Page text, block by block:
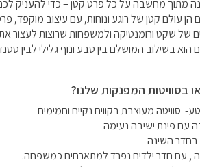
שחייה
*במידה
חוץ
מושלם לאירוח
הוא בשילוב המושלם בין טבע ונוף גלילי לבין
בסוויטות המפנקות שלנו?